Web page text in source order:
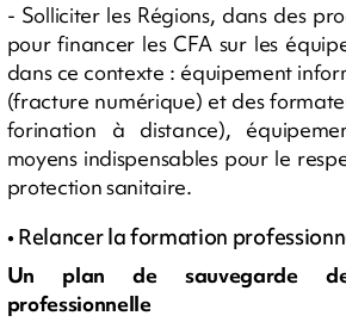
- Solliciter les Régions, dans des
pour financer les CFA sur les
dans ce contexte : équipement
(fracture numérique) et des
forination à distance),
moyens indispensables pour le
protection sanitaire.
• Relancer la formation
Un plan de sauvegarde
professionnelle